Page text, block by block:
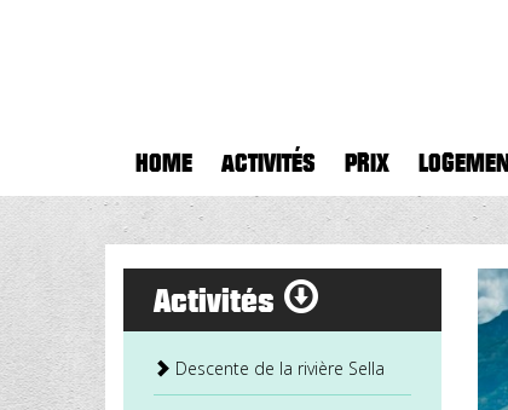
HOME ACTIVITÉS PRIX
Activités
Descente de la rivière Sella